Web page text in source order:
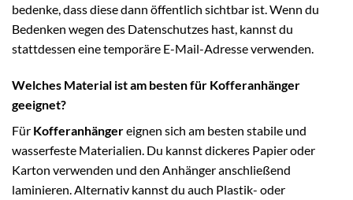
bedenke, dass diese dann öffentlich sichtbar ist. Wenn du
Bedenken wegen des Datenschutzes hast, kannst du
stattdessen eine temporäre E-Mail-Adresse verwenden.
Welches Material ist am besten für Kofferanhänger
geeignet?
Für Kofferanhängereignen sich am besten stabile und
wasserfeste Materialien. Du kannst dickeres Papier oder
Karton verwenden und den Anhänger anschließend
laminieren. Alternativ kannst du auch Plastik- oder